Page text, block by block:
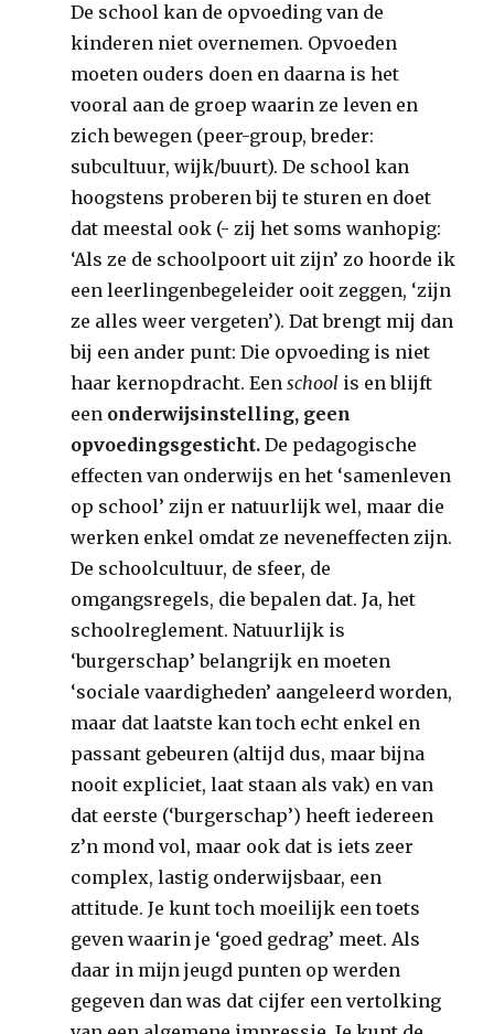
De school kan de opvoeding van de
kinderen niet overnemen. Opvoeden
moeten ouders doen en daarna is het
vooral aan de groep waarin ze leven en
zich bewegen (peer-group, breder:
subcultuur, wijk/buurt). De school kan
hoogstens proberen bij te sturen en doet
dat meestal ook (- zij het soms wanhopig:
‘Als ze de schoolpoort uit zijn’ zo hoorde ik
een leerlingenbegeleider ooit zeggen, ‘zijn
ze alles weer vergeten’). Dat brengt mij dan
bij een ander punt: Die opvoeding is niet
haar kernopdracht. Eenschool is en blijft
een onderwijsinstelling, geen
opvoedingsgesticht. De pedagogische
effecten van onderwijs en het ‘samenleven
op school’ zijn er natuurlijk wel, maar die
werken enkel omdat ze neveneffecten zijn.
De schoolcultuur, de sfeer, de
omgangsregels, die bepalen dat. Ja, het
schoolreglement. Natuurlijk is
‘burgerschap’ belangrijk en moeten
‘sociale vaardigheden’ aangeleerd worden,
maar dat laatste kan toch echt enkel en
passant gebeuren (altijd dus, maar bijna
nooit expliciet, laat staan als vak) en van
dat eerste (‘burgerschap’) heeft iedereen
z’n mond vol, maar ook dat is iets zeer
complex, lastig onderwijsbaar, een
attitude. Je kunt toch moeilijk een toets
geven waarin je ‘goed gedrag’ meet. Als
daar in mijn jeugd punten op werden
gegeven dan was dat cijfer een vertolking